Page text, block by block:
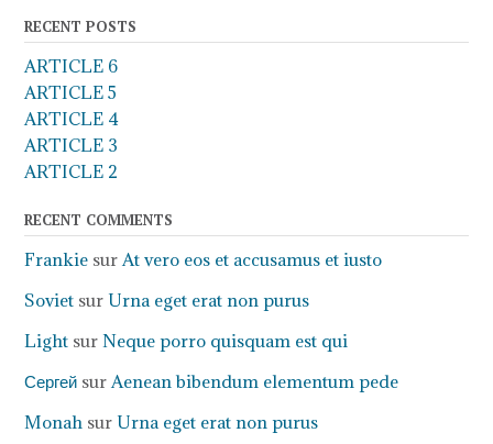
RECENT POSTS
ARTICLE 6
ARTICLE 5
ARTICLE 4
ARTICLE 3
ARTICLE 2
RECENT COMMENTS
Frankie sur At vero eos et accusamus et iusto
Soviet sur Urna eget erat non purus
Light sur Neque porro quisquam est qui
Сергей sur Aenean bibendum elementum pede
Monah sur Urna eget erat non purus